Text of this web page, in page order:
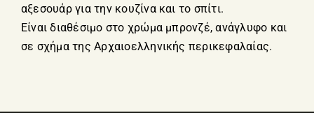
αξεσουάρ για την κουζίνα και το σπίτι.
Είναι διαθέσιμο στο χρώμα μπρονζέ, ανάγλυφο και
σε σχήμα της Αρχαιοελληνικής περικεφαλαίας.